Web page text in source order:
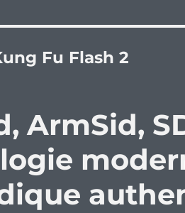
Fu Flash 2
ArmSid,